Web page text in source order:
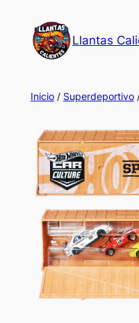
contenido
Llantas
Inicio/ Superdeportivo/